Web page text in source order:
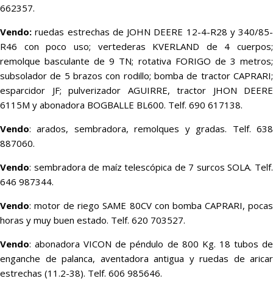
662357.
Vendo:ruedas estrechas de JOHN DEERE 12-4-R28 y 340/85-
R46 con poco uso; vertederas KVERLAND de 4 cuerpos;
remolque basculante de 9 TN; rotativa FORIGO de 3 metros;
subsolador de 5 brazos con rodillo; bomba de tractor CAPRARI;
esparcidor JF; pulverizador AGUIRRE, tractor JHON DEERE
6115M y abonadora BOGBALLE BL600. Telf. 690 617138.
Vendo: arados, sembradora, remolques y gradas. Telf. 638
887060.
Vendo: sembradora de maíz telescópica de 7 surcos SOLA. Telf.
646 987344.
Vendo: motor de riego SAME 80CV con bomba CAPRARI, pocas
horas y muy buen estado. Telf. 620 703527.
Vendo: abonadora VICON de péndulo de 800 Kg. 18 tubos de
enganche de palanca, aventadora antigua y ruedas de aricar
estrechas (11.2-38). Telf. 606 985646.